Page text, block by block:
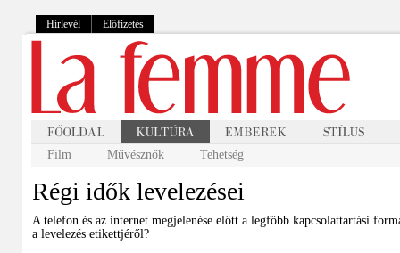
Hírlevél Előfizetés
Film Művésznők Tehetség
Régi idők levelezései
A telefon és az internet megjelenése előtt a legfőbb kapcsolattartási
a levelezés etikettjéről?